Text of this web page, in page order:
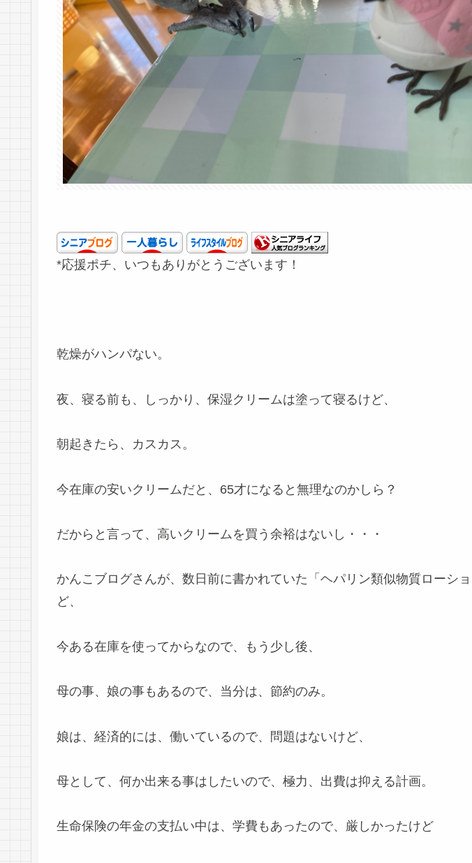
*応援ポチ、いつもありがとうございます！
乾燥がハンパない。
夜、寝る前も、しっかり、保湿クリームは塗って寝るけど、
朝起きたら、カスカス。
今在庫の安いクリームだと、65才になると無理なのかしら？
だからと言って、高いクリームを買う余裕はないし・・・
かんこブログさんが、数日前に書かれていた「ヘパリン類似物質ローシ
ど、
今ある在庫を使ってからなので、もう少し後、
母の事、娘の事もあるので、当分は、節約のみ。
娘は、経済的には、働いているので、問題はないけど、
母として、何か出来る事はしたいので、極力、出費は抑える計画。
生命保険の年金の支払い中は、学費もあったので、厳しかったけど